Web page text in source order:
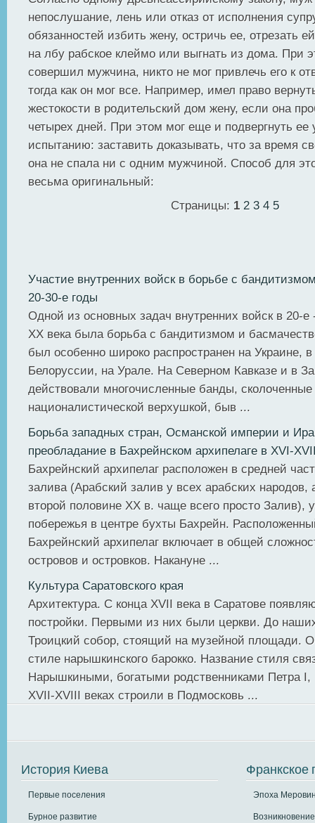
непослушание, лень или отказ от исполнения
обязанностей избить жену, остричь ее, отрезать
на лбу рабское клеймо или выгнать из дома. При
совершил мужчина, никто не мог привлечь его к
тогда как он мог все. Например, имел право
жестокости в родительский дом жену, если она
четырех дней. При этом мог еще и подвергнуть ее
испытанию: заставить доказывать, что за время
она не спала ни с одним мужчиной. Способ для
весьма оригинальный:
Страницы: 1 2 3 4 5
Участие внутренних войск в борьбе с
20-30-е годы
Одной из основных задач внутренних войск в 20-е
ХХ века была борьба с бандитизмом и
был особенно широко распространен на Украине,
Белоруссии, на Урале. На Северном Кавказе и в
действовали многочисленные банды,
националистической верхушкой, быв ...
Борьба западных стран, Османской империи и
преобладание в Бахрейнском архипелаге в XVI-
Бахрейнский архипелаг расположен в средней
залива (Арабский залив у всех арабских народов,
второй половине XX в. чаще всего просто Залив),
побережья в центре бухты Бахрейн.
Бахрейнский архипелаг включает в общей
островов и островков. Накануне ...
Культура Саратовского края
Архитектура. С конца XVII века в Саратове
постройки. Первыми из них были церкви. До
Троицкий собор, стоящий на музейной площади.
стиле нарышкинского барокко. Название стиля
Нарышкиными, богатыми родственниками Петра I,
ХVII-ХVIII веках строили в Подмосковь ...
История Киева
Первые поселения
Бурное развитие
Франкское
Эпоха